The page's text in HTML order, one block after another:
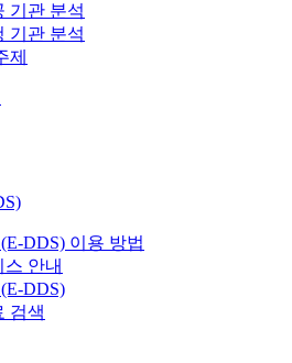
기관 분석
기관 분석
제
DDS) 이용 방법
안내
DDS)
검색